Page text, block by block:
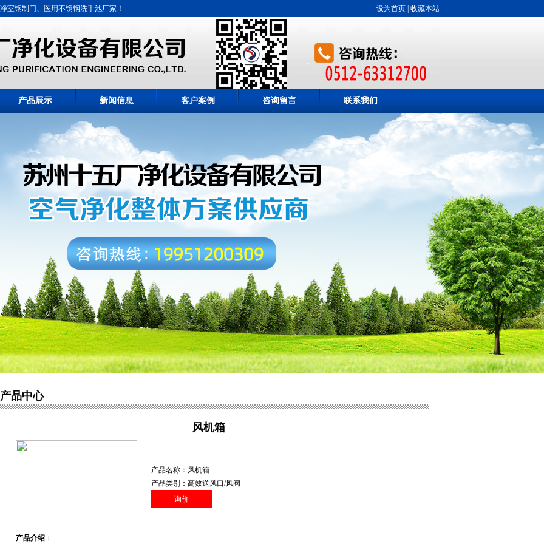
室钢制门、医用不锈钢洗手池厂家！ 设为首页 收藏本站
产品展示 新闻信息 客户案例 咨询留言 联系我们
产品中心
风机箱
产品名称：风机箱
产品类别：高效送风口/风阀
询价
产品介绍：